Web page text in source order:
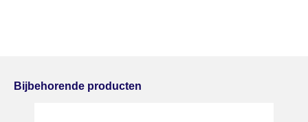
Bijbehorende producten